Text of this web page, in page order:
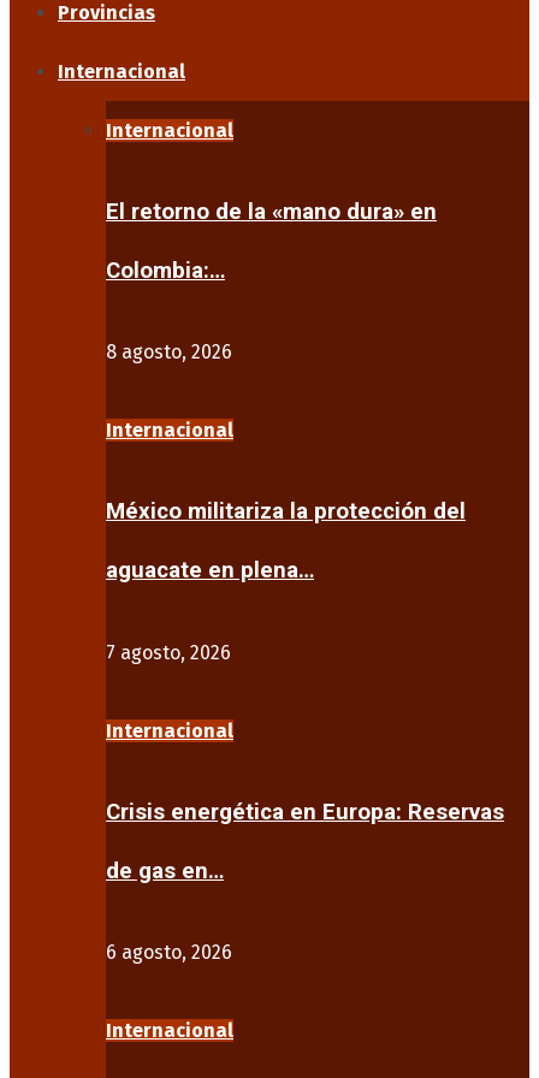
Provincias
Internacional
Internacional
El retorno de la «mano dura» en
Colombia:…
8 agosto, 2026
Internacional
México militariza la protección del
aguacate en plena…
7 agosto, 2026
Internacional
Crisis energética en Europa: Reservas
de gas en…
6 agosto, 2026
Internacional